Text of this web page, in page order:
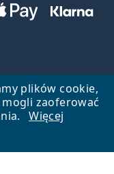
plików cookie,
mogli zaoferować
Więcej